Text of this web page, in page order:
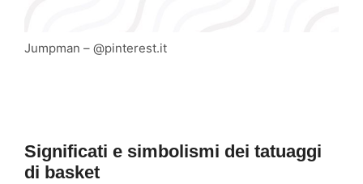
Jumpman – @pinterest.it
Significati e simbolismi dei tatuaggi
di basket